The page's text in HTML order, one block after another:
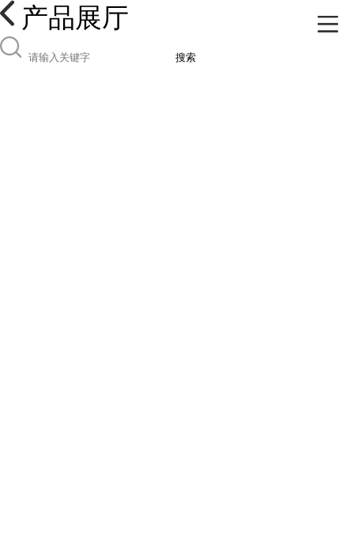
产品展厅
搜索